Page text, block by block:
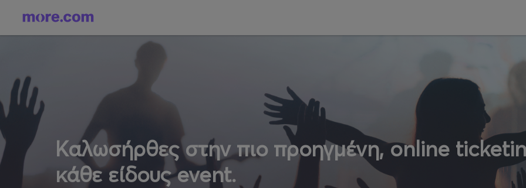
Καλωσήρθες στην πιο προηγμένη, online
κάθε είδους event.